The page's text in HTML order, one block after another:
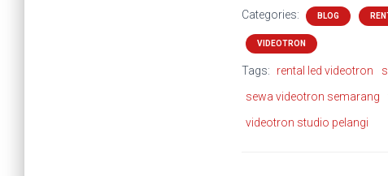
Categories: BLOG
VIDEOTRON
Tags: rental led videotron
sewa videotron semarang
videotron studio pelangi